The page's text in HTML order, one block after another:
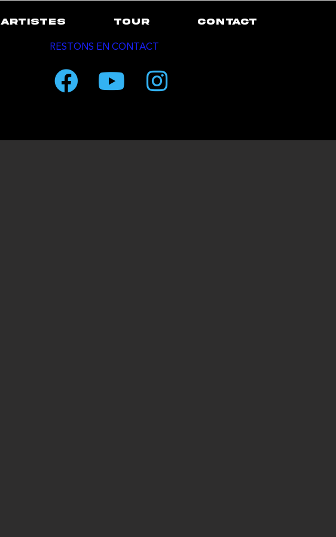
ARTISTES TOUR CONTACT
RESTONS EN CONTACT